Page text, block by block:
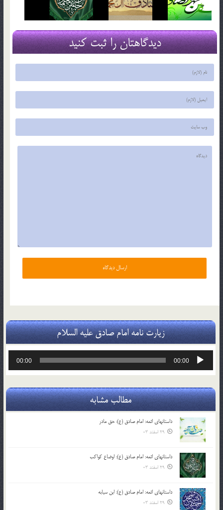
دیدگاهتان را ثبت کنید
زیارت نامه امام صادق علیه السلام
پخش‌کننده
00:00
00:00
مطالب مشابه
داستانهای ائمه: امام صادق (ع): حق مادر
29 اسفند 03
داستانهای ائمه: امام صادق (ع): اوضاع کواکب
29 اسفند 03
داستانهای ائمه: امام صادق (ع): ابن سیابه
29 اسفند 03